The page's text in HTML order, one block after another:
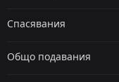
Спасявания
Общо подавания